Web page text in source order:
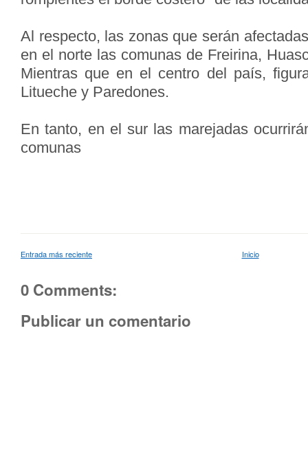
Al respecto, las zonas que serán
en el norte las comunas de Freirina,
Mientras que en el centro del país,
Litueche y Paredones.
En tanto, en el sur las marejadas
comunas
Entrada más reciente Inicio
0 Comments:
Publicar un comentario